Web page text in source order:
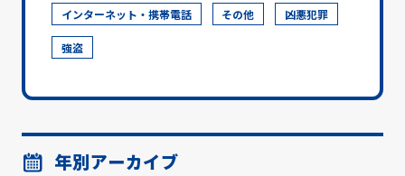
インターネット・携帯電話 その他 凶悪犯罪
強盗
年別アーカイブ